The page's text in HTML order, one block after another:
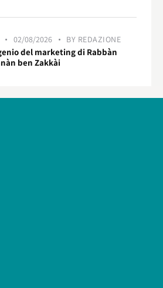
02/08/2026 BY REDAZIONE
del marketing di Rabbàn
ben Zakkài